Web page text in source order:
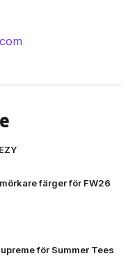
färger för FW26
för Summer Tees